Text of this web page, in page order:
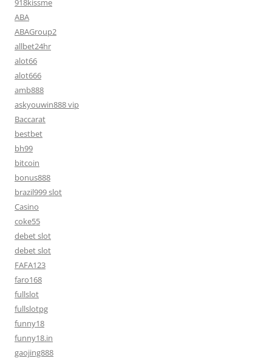
918kissme
ABA
ABAGroup2
allbet24hr
alot66
alot666
amb888
askyouwin888 vip
Baccarat
bestbet
bh99
bitcoin
bonus888
brazil999 slot
Casino
coke55
debet slot
debet slot
FAFA123
faro168
fullslot
fullslotpg
funny18
funny18.in
gaojing888